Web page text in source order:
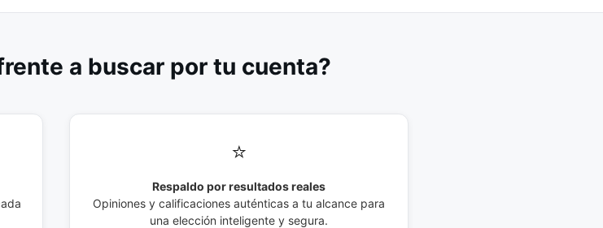
a buscar por tu cuenta?
⭐
Respaldo por resultados reales
Opiniones y calificaciones auténticas a tu alcance para
una elección inteligente y segura.